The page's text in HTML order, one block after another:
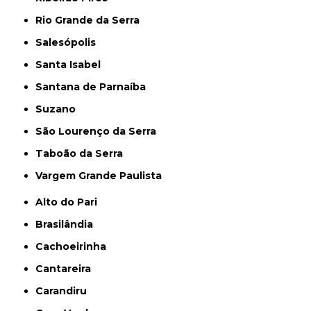
Rio Grande da Serra
Salesópolis
Santa Isabel
Santana de Parnaíba
Suzano
São Lourenço da Serra
Taboão da Serra
Vargem Grande Paulista
Alto do Pari
Brasilândia
Cachoeirinha
Cantareira
Carandiru